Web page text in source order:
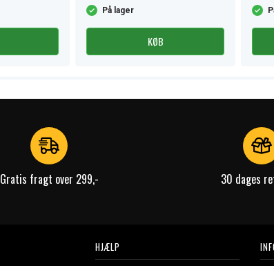
På lager
KØB
Gratis fragt over 299,- 30 dages
HJÆLP